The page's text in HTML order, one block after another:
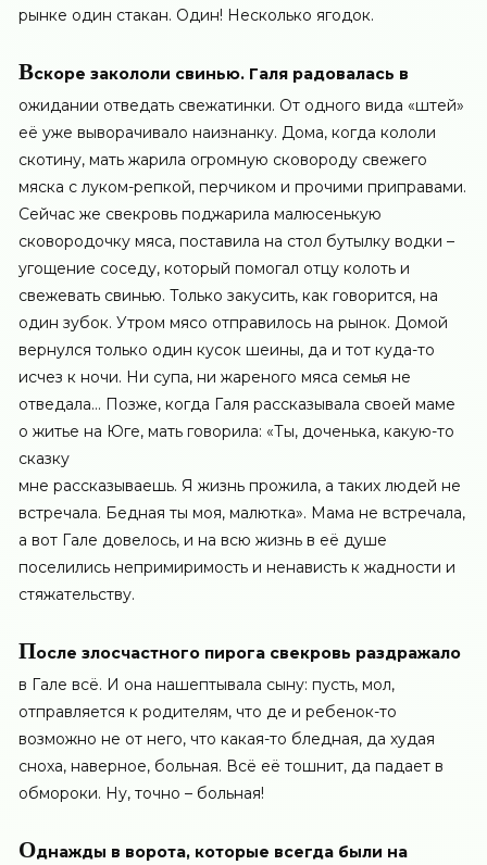
рынке один стакан. Один! Несколько ягодок.
Вскоре закололи свинью. Галя радовалась в
ожидании отведать свежатинки. От одного вида «штей»
её уже выворачивало наизнанку. Дома, когда кололи
скотину, мать жарила огромную сковороду свежего
мяска с луком-репкой, перчиком и прочими приправами.
Сейчас же свекровь поджарила малюсенькую
сковородочку мяса, поставила на стол бутылку водки –
угощение соседу, который помогал отцу колоть и
свежевать свинью. Только закусить, как говорится, на
один зубок. Утром мясо отправилось на рынок. Домой
вернулся только один кусок шеины, да и тот куда-то
исчез к ночи. Ни супа, ни жареного мяса семья не
отведала… Позже, когда Галя рассказывала своей маме
о житье на Юге, мать говорила: «Ты, доченька, какую-то
сказку
мне рассказываешь. Я жизнь прожила, а таких людей не
встречала. Бедная ты моя, малютка». Мама не встречала,
а вот Гале довелось, и на всю жизнь в её душе
поселились непримиримость и ненависть к жадности и
стяжательству.
После злосчастного пирога свекровь раздражало
в Гале всё. И она нашептывала сыну: пусть, мол,
отправляется к родителям, что де и ребенок-то
возможно не от него, что какая-то бледная, да худая
сноха, наверное, больная. Всё её тошнит, да падает в
обмороки. Ну, точно – больная!
Однажды в ворота, которые всегда были на